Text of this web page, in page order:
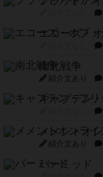
エコーズ・
南北戦争
紹介文あり
キャプテン
メメントオ
紹介文あり
パーミッド